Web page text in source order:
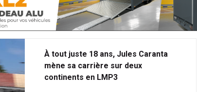
À tout juste 18 ans, Jules Caranta
mène sa carrière sur deux
continents en LMP3